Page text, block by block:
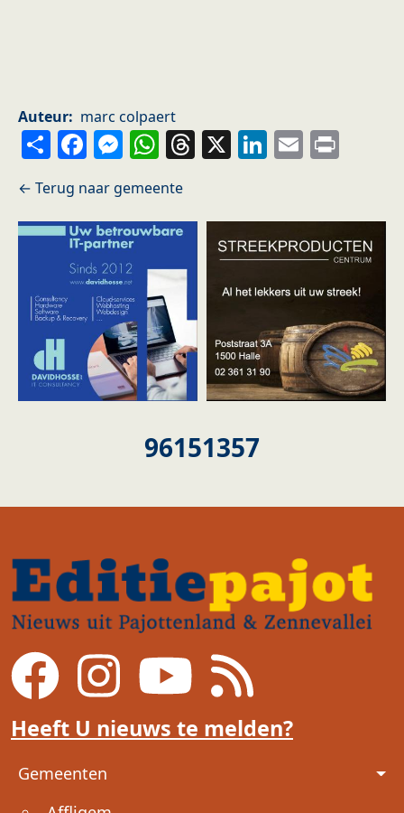
Auteur marc colpaert
ShareFacebook
Messenger
WhatsApp
Threads
X LinkedIn
Email
96151357
Heeft U nieuws te melden?
Voet
Gemeenten